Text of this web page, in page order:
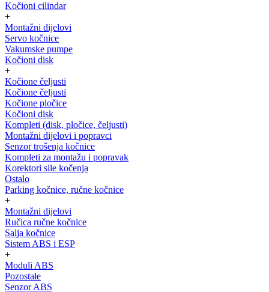
Kočioni cilindar
+
Montažni dijelovi
Servo kočnice
Vakumske pumpe
Kočioni disk
+
Kočione čeljusti
Kočione čeljusti
Kočione pločice
Kočioni disk
Kompleti (disk, pločice, čeljusti)
Montažni dijelovi i popravci
Senzor trošenja kočnice
Kompleti za montažu i popravak
Korektori sile kočenja
Ostalo
Parking kočnice, ručne kočnice
+
Montažni dijelovi
Ručica ručne kočnice
Salja kočnice
Sistem ABS i ESP
+
Moduli ABS
Pozostałe
Senzor ABS